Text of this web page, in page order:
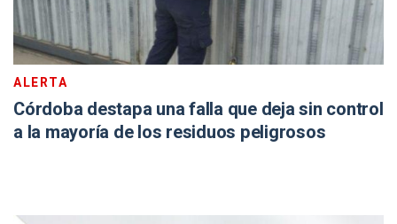
ALERTA
Córdoba destapa una falla que deja sin control
a la mayoría de los residuos peligrosos